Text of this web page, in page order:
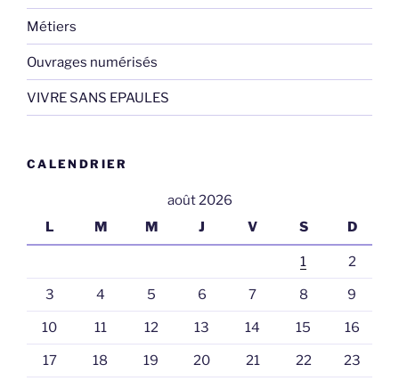
Métiers
Ouvrages numérisés
VIVRE SANS EPAULES
CALENDRIER
août 2026
L
M M J V S D
1 2
3 4 5 6 7 8 9
10 11 12 13 14 15 16
17 18 19 20 21 22 23